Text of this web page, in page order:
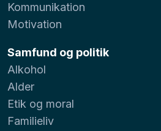
Kommunikation
Motivation
Samfund og politik
Alkohol
Alder
Etik og moral
Familieliv